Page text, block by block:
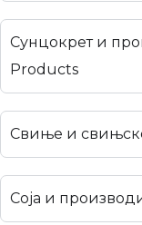
Сунцокрет и
Products
Свиње и
Соја и